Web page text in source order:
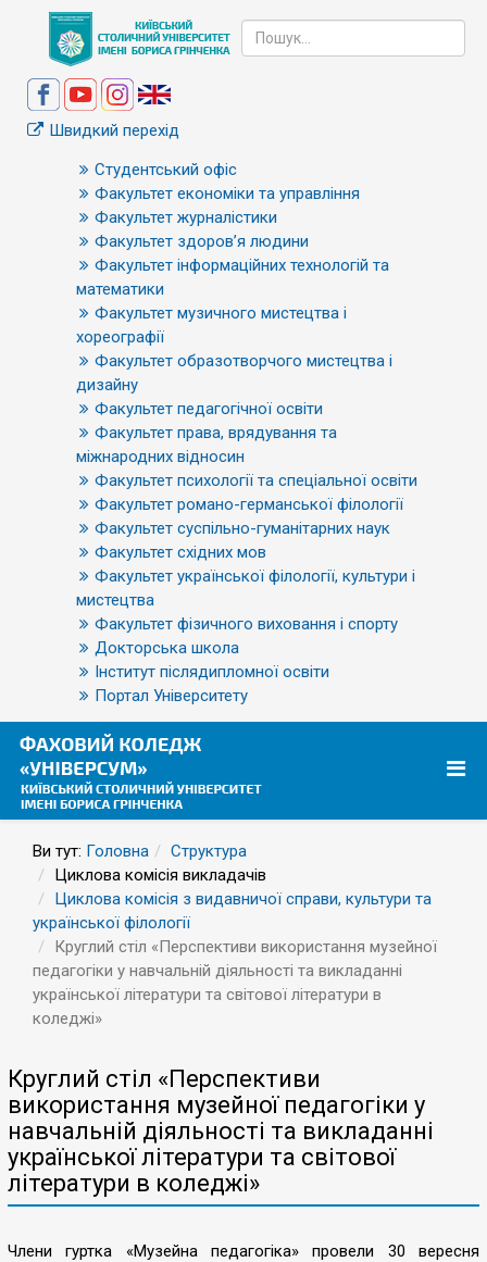
Швидкий перехід
Студентський офіс
Факультет економіки та управління
Факультет журналістики
Факультет здоров’я людини
Факультет інформаційних технологій та
математики
Факультет музичного мистецтва і
хореографії
Факультет образотворчого мистецтва і
дизайну
Факультет педагогічної освіти
Факультет права, врядування та
міжнародних відносин
Факультет психології та спеціальної освіти
Факультет романо-германської філології
Факультет суспільно-гуманітарних наук
Факультет східних мов
Факультет української філології, культури і
мистецтва
Факультет фізичного виховання і спорту
Докторська школа
Інститут післядипломної освіти
Портал Університету
Ви тут: Головна
Структура
Циклова комісія викладачів
Циклова комісія з видавничої справи, культури та
української філології
Круглий стіл «Перспективи використання музейної
педагогіки у навчальній діяльності та викладанні
української літератури та світової літератури в
коледжі»
Круглий стіл «Перспективи
використання музейної педагогіки у
навчальній діяльності та викладанні
української літератури та світової
літератури в коледжі»
Члени гуртка «Музейна педагогіка» провели 30 вересня